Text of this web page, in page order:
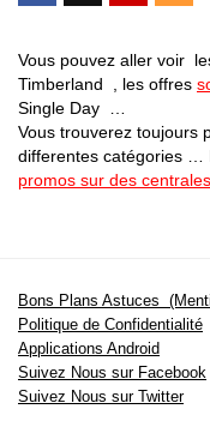
Vous pouvez aller voir
Timberland , les offres
Single Day …
Vous trouverez toujours
differentes catégories …
promos sur des
Bons Plans Astuces
Politique de Confidentialité
Applications Android
Suivez Nous sur Facebook
Suivez Nous sur Twitter